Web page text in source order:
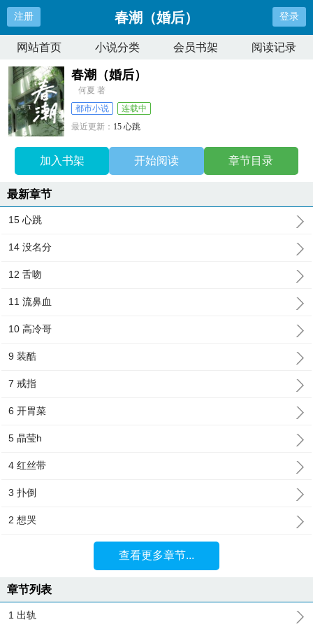
注册 春潮（婚后） 登录
网站首页 小说分类 会员书架 阅读记录
春潮（婚后）
何夏 著
都市小说
连载中
最近更新： 15 心跳
加入书架 开始阅读 章节目录
最新章节
15 心跳
14 没名分
12 舌吻
11 流鼻血
10 高冷哥
9 装酷
7 戒指
6 开胃菜
5 晶莹h
4 红丝带
3 扑倒
2 想哭
查看更多章节...
章节列表
1 出轨